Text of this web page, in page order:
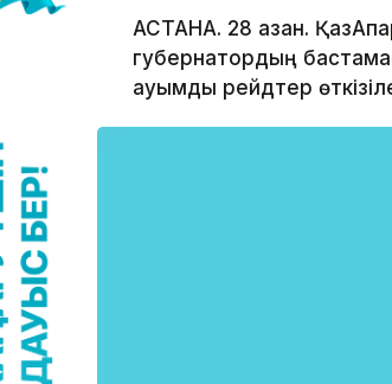
АСТАНА. 28 қазан.
губернатордың
ауқымды рейдтер